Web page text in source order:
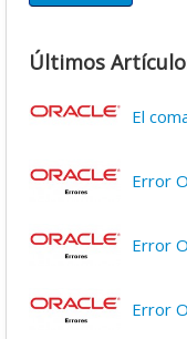
Últimos
El
Error
Error
Error